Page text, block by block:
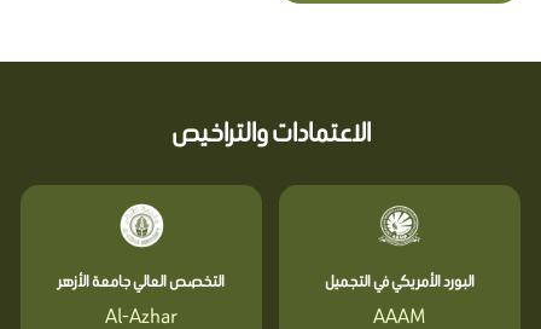
الاعتمادات والتراخيص
البورد الأمريكي في التجميل
AAAM
التخصص العالي جامعة الأزهر
Al-Azhar